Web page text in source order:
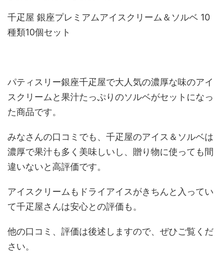
千疋屋 銀座プレミ アムアイスクリーム＆ソルベ 10
種類10個セット
パティスリー銀座千疋屋で大人気の濃厚な味のアイ
スクリームと果汁たっぷりのソルベがセットになっ
た商品です。
みなさんの口コミでも、千疋屋のアイス＆ソルベは
濃厚で果汁も多く美味しいし、贈り物に使っても間
違いないと高評価です。
アイスクリームもドライアイスがきちんと入ってい
て千疋屋さんは安心との評価も。
他の口コミ、評価は後述しますので、ぜひご覧くだ
さい。